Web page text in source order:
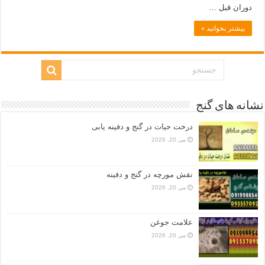
دوران قبل …
بیشتر بخوانید »
نشانه های گنج
درخت حیات در گنج و دفینه یابی
می 20, 2026
نقش مورچه در گنج و دفینه
می 20, 2026
علامت جوغن
می 20, 2026